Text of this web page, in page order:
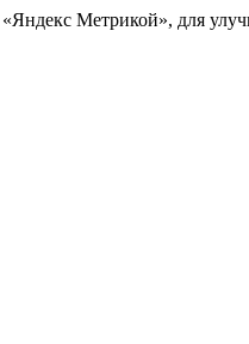
Метрикой», для